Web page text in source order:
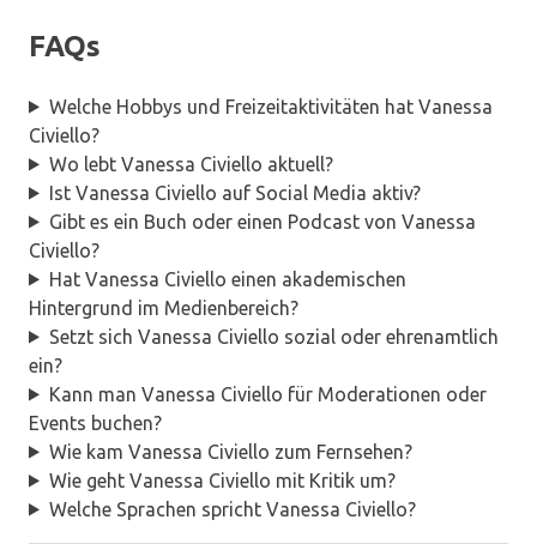
FAQs
Welche Hobbys und Freizeitaktivitäten hat Vanessa
Civiello?
Wo lebt Vanessa Civiello aktuell?
Ist Vanessa Civiello auf Social Media aktiv?
Gibt es ein Buch oder einen Podcast von Vanessa
Civiello?
Hat Vanessa Civiello einen akademischen
Hintergrund im Medienbereich?
Setzt sich Vanessa Civiello sozial oder ehrenamtlich
ein?
Kann man Vanessa Civiello für Moderationen oder
Events buchen?
Wie kam Vanessa Civiello zum Fernsehen?
Wie geht Vanessa Civiello mit Kritik um?
Welche Sprachen spricht Vanessa Civiello?